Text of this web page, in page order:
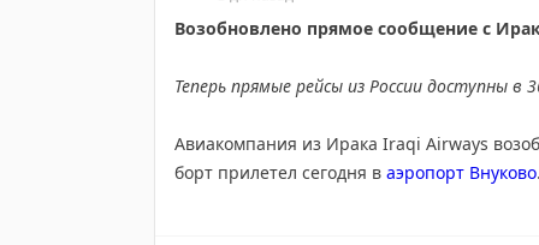
Возобновлено прямое сообщение с
Теперь прямые рейсы из России доступны в
Авиакомпания из Ирака Iraqi Airways
борт прилетел сегодня в аэропорт Внуково.